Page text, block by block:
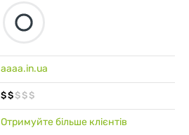
aaaa.in.ua
$$ $ $ $
Отримуйте більше клієнтів